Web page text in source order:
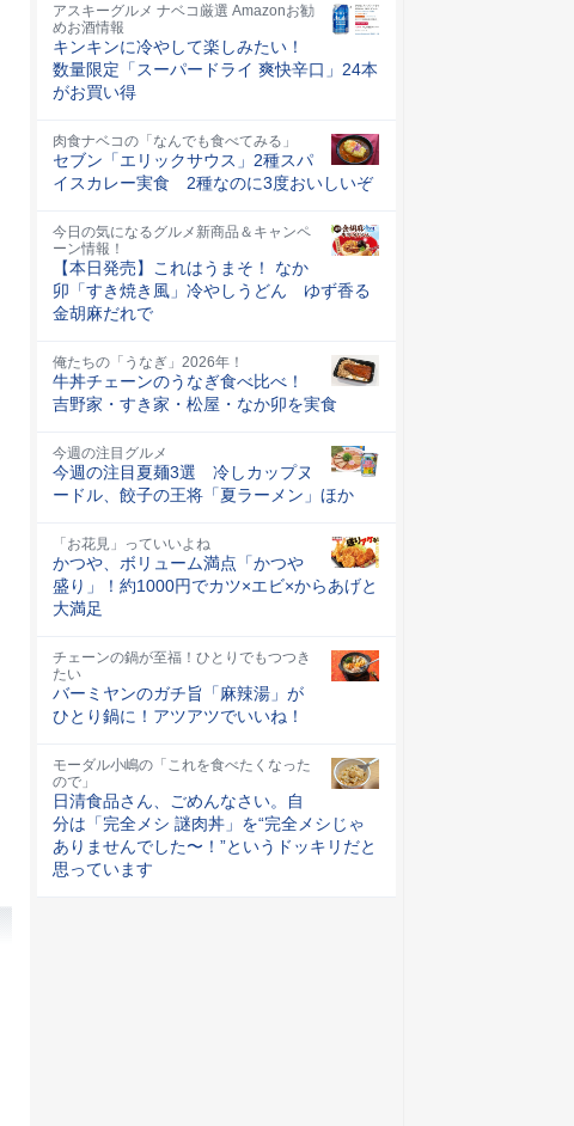
アスキーグルメ ナベコ厳選 Amazonお勧
めお酒情報
キンキンに冷やして楽しみたい！
数量限定「スーパードライ 爽快辛口」24本
がお買い得
肉食ナベコの「なんでも食べてみる」
セブン「エリックサウス」2種スパ
イスカレー実食 2種なのに3度おいしいぞ
今日の気になるグルメ新商品＆キャンペ
ーン情報！
【本日発売】これはうまそ！ なか
卯「すき焼き風」冷やしうどん ゆず香る
金胡麻だれで
俺たちの「うなぎ」2026年！
牛丼チェーンのうなぎ食べ比べ！
吉野家・すき家・松屋・なか卯を実食
今週の注目グルメ
今週の注目夏麺3選 冷しカップヌ
ードル、餃子の王将「夏ラーメン」ほか
「お花見」っていいよね
かつや、ボリューム満点「かつや
盛り」！約1000円でカツ×エビ×からあげと
大満足
チェーンの鍋が至福！ひとりでもつつき
たい
バーミヤンのガチ旨「麻辣湯」が
ひとり鍋に！アツアツでいいね！
モーダル小嶋の「これを食べたくなった
ので」
日清食品さん、ごめんなさい。自
分は「完全メシ 謎肉丼」を“完全メシじゃ
ありませんでした〜！”というドッキリだと
思っています